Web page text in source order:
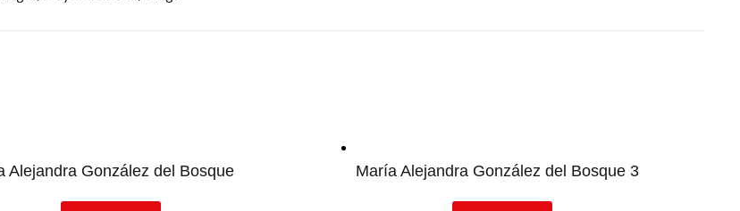
Alejandra González del Bosque
This
María Alejandra González del Bosque 3
This